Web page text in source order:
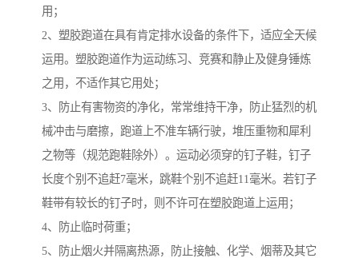
用；
2、塑胶跑道在具有肯定排水设备的条件下，适应全天候
运用。塑胶跑道作为运动练习、竞赛和静止及健身锤炼
之用，不适作其它用处；
3、防止有害物资的净化，常常维持干净，防止猛烈的机
械冲击与磨擦，跑道上不准车辆行驶，堆压重物和犀利
之物等（规范跑鞋除外）。运动必须穿的钉子鞋，钉子
长度个别不追赶7毫米，跳鞋个别不追赶11毫米。若钉子
鞋带有较长的钉子时，则不许可在塑胶跑道上运用；
4、防止临时荷重；
5、防止烟火并隔离热源，防止接触、化学、烟蒂及其它